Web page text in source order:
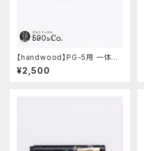
【handwood】PG-5用 一体型
ノック部カバー (グルーブ/ステン
レス)
¥2,500